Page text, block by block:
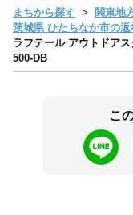
まちから探す 関東地
茨城県 ひたちなか市の
ラフテール アウトドア
500-DB
こ